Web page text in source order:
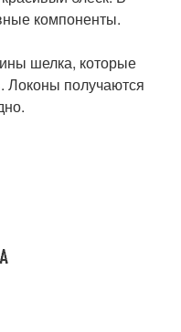
компоненты.
шелка, которые
Локоны получаются